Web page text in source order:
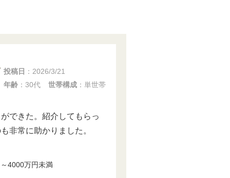
投稿日 ： 2026/3/21
年齢 ：30代 世帯構成 ：単世帯
できた。紹介してもらっ
非常に助かりました。
4000万円未満